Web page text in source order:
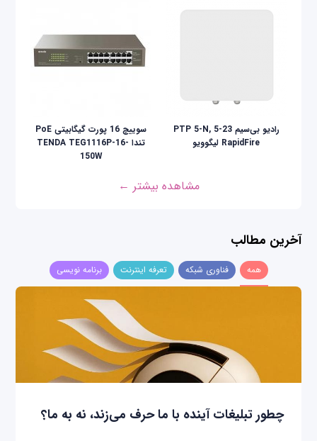
رادیو بی‌سیم PTP 5-N, 5-23
RapidFire لیگوویو
سوییچ 16 پورت گیگابیتی PoE
تندا TENDA TEG1116P-16-
150W
مشاهده بیشتر ←
آخرین مطالب
همه فناوری شبکه تعرفه اینترنت برنامه نویسی
چطور تبلیغات آینده با ما حرف می‌زند، نه به ما؟